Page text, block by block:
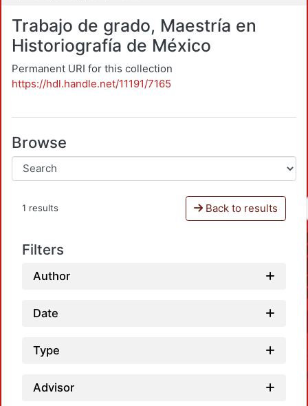
Trabajo de grado, Maestría en
Historiografía de México
Permanent URI for this collection
https://hdl.handle.net/11191/7165
Browse
1 results Back to results
Filters
Author
Date
Type
Advisor